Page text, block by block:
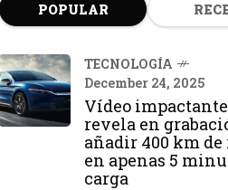
POPULAR
TECNOLOGÍA
December 24, 2025
Vídeo
revela en
añadir 400 km de
en apenas 5
carga